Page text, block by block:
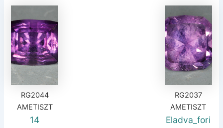
RG2044
AMETISZT
14
RG2037
AMETISZT
Eladva_fori